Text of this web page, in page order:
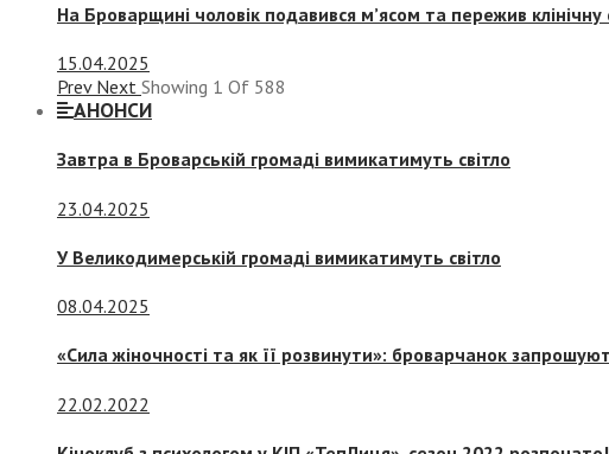
На Броварщині чоловік подавився м’ясом та пережив
15.04.2025
Prev Next Showing 1 Of 588
АНОНСИ
Завтра в Броварській громаді вимикатимуть світло
23.04.2025
У Великодимерській громаді вимикатимуть світло
08.04.2025
«Сила жіночності та як її розвинути»: броварчанок
22.02.2022